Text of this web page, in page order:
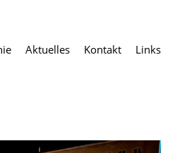
Aktuelles Kontakt Links